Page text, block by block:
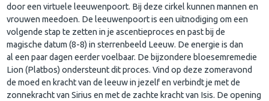
door een virtuele leeuwenpoort. Bij deze cirkel kunnen mannen en
vrouwen meedoen. De leeuwenpoort is een uitnodiging om een
volgende stap te zetten in je ascentieproces en past bij de
magische datum (8-8) in sterrenbeeld Leeuw. De energie is dan
al een paar dagen eerder voelbaar. De bijzondere bloesemremedie
Lion (Platbos) ondersteunt dit proces. Vind op deze zomeravond
de moed en kracht van de leeuw in jezelf en verbindt je met de
zonnekracht van Sirius en met de zachte kracht van Isis. De opening